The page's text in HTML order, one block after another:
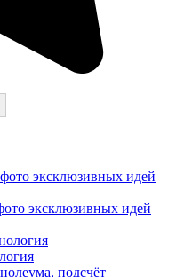
эксклюзивных идей